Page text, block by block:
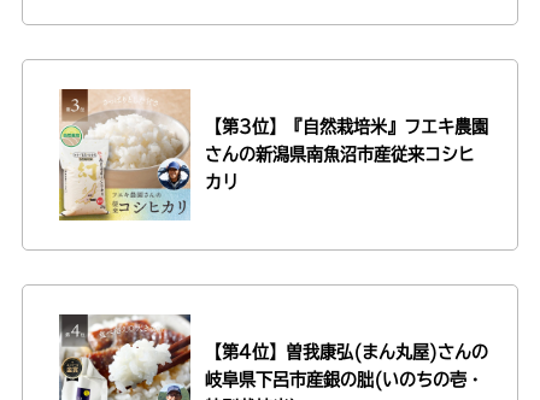
【第3位】『自然栽培米』フエキ農園
さんの新潟県南魚沼市産従来コシヒ
カリ
【第4位】曽我康弘(まん丸屋)さんの
岐阜県下呂市産銀の朏(いのちの壱・